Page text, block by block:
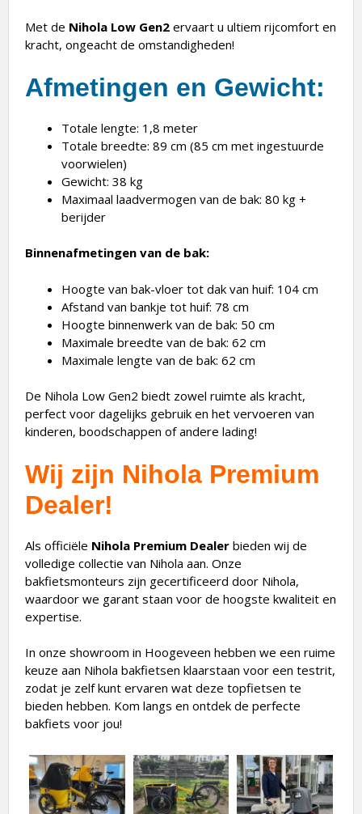
Met de Nihola Low Gen2 ervaart u ultiem rijcomfort en
kracht, ongeacht de omstandigheden!
Afmetingen en Gewicht:
Totale lengte: 1,8 meter
Totale breedte: 89 cm (85 cm met ingestuurde
voorwielen)
Gewicht: 38 kg
Maximaal laadvermogen van de bak: 80 kg +
berijder
Binnenafmetingen van de bak:
Hoogte van bak-vloer tot dak van huif: 104 cm
Afstand van bankje tot huif: 78 cm
Hoogte binnenwerk van de bak: 50 cm
Maximale breedte van de bak: 62 cm
Maximale lengte van de bak: 62 cm
De Nihola Low Gen2 biedt zowel ruimte als kracht,
perfect voor dagelijks gebruik en het vervoeren van
kinderen, boodschappen of andere lading!
Wij zijn Nihola Premium
Dealer!
Als officiële Nihola Premium Dealer bieden wij de
volledige collectie van Nihola aan. Onze
bakfietsmonteurs zijn gecertificeerd door Nihola,
waardoor we garant staan voor de hoogste kwaliteit en
expertise.
In onze showroom in Hoogeveen hebben we een ruime
keuze aan Nihola bakfietsen klaarstaan voor een testrit,
zodat je zelf kunt ervaren wat deze topfietsen te
bieden hebben. Kom langs en ontdek de perfecte
bakfiets voor jou!